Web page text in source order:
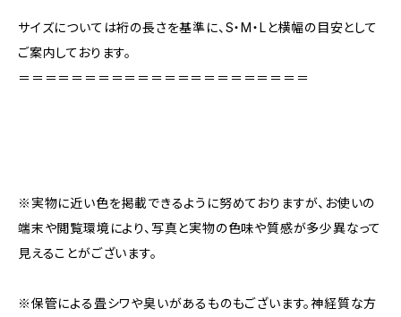
サイズについては裄の長さを基準に、S・M・Lと横幅の目安として
ご案内しております。
＝＝＝＝＝＝＝＝＝＝＝＝＝＝＝＝＝＝＝＝＝＝
※実物に近い色を掲載できるように努めておりますが、お使いの
端末や閲覧環境により、写真と実物の色味や質感が多少異なって
見えることがございます。
※保管による畳シワや臭いがあるものもございます。神経質な方